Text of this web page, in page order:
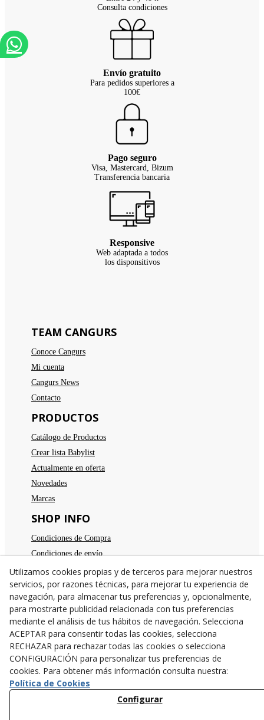
Consulta condiciones
Envío gratuito
Para pedidos superiores a
100€
Pago seguro
Visa, Mastercard, Bizum
Transferencia bancaria
Responsive
Web adaptada a todos
los disponsitivos
TEAM CANGURS
Conoce Cangurs
Mi cuenta
Cangurs News
Contacto
PRODUCTOS
Catálogo de Productos
Crear lista Babylist
Actualmente en oferta
Novedades
Marcas
SHOP INFO
Condiciones de Compra
Condiciones de envío
Devoluciones
Aviso legal
Política de privacidad
Política de cookies
TE ESPERAMOS
C/Santa Anna nº 7
25300 Tárrega ( Lleida) España
973 31 04 47
638782846
info@cangurstarrega.com
Utilizamos cookies propias y de terceros para mejorar nuestros
servicios, por razones técnicas, para mejorar tu experiencia de
navegación, para almacenar tus preferencias y, opcionalmente,
para mostrarte publicidad relacionada con tus preferencias
mediante el análisis de tus hábitos de navegación. Selecciona
ACEPTAR para consentir todas las cookies, selecciona
RECHAZAR para rechazar todas las cookies o selecciona
CONFIGURACIÓN para personalizar tus preferencias de
cookies. Para obtener más información consulta nuestra:
Política de Cookies
Configurar